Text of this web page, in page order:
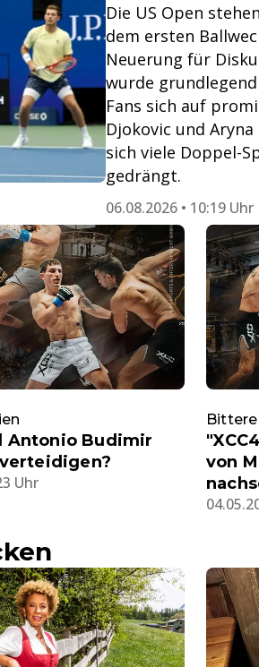
Die US Open
dem ersten
Neuerung für
wurde
Fans sich auf
Djokovic und
sich viele Doppel-
gedrängt.
06.08.2026 • 10:19 Uhr
Antonio Budimir
Uhr
von